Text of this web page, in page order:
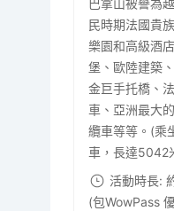
巴拿山被譽為
民時期法國貴
樂園和高級酒
堡、歐陸建築
金巨手托橋、
車、亞洲最大
纜車等等。(乘
車，長達5042
活動時長:
(包WowPass